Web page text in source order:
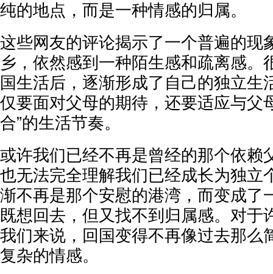
纯的地点，而是一种情感的归属。
这些网友的评论揭示了一个普遍的
乡，依然感到一种陌生感和疏离感。
国生活后，逐渐形成了自己的独立生
仅要面对父母的期待，还要适应与父
合”的生活节奏。
或许我们已经不再是曾经的那个依赖
也无法完全理解我们已经成长为独立
渐不再是那个安慰的港湾，而变成
既想回去，但又找不到归属感。对于
我们来说，回国变得不再像过去那么
复杂的情感。